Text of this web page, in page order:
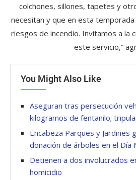
colchones, sillones, tapetes y
necesitan y que en esta
riesgos de incendio. Invitamos a la
este servicio,”
You Might Also Like
Aseguran tras persecución
kilogramos de fentanilo;
Encabeza Parques y Jardines
donación de árboles en el Día
Detienen a dos involucrados
homicidio